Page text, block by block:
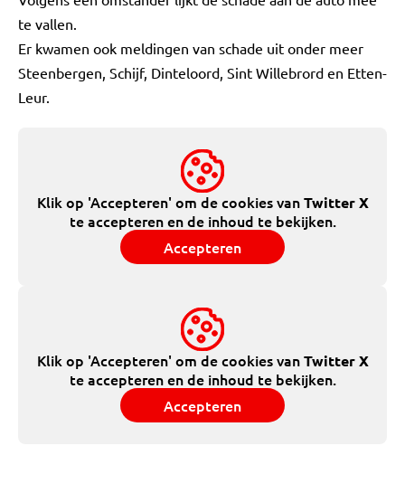
te vallen.
Er kwamen ook meldingen van schade uit onder meer
Steenbergen, Schijf, Dinteloord, Sint Willebrord en Etten-
Leur.
Klik op 'Accepteren' om de cookies vanTwitter X
te accepteren en de inhoud te bekijken.
Accepteren
Klik op 'Accepteren' om de cookies vanTwitter X
te accepteren en de inhoud te bekijken.
Accepteren